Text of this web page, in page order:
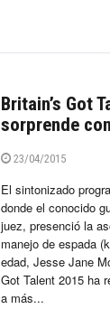
Britain’s Got
sorprende
23/04/2015
El sintonizado
donde el conocido
juez, presenció la
manejo de espada
edad, Jesse Jane
Got Talent 2015 ha
a más...